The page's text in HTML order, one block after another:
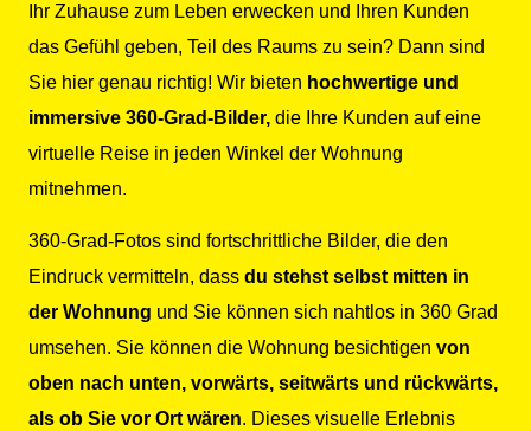
Ihr Zuhause zum Leben erwecken und Ihren Kunden
das Gefühl geben, Teil des Raums zu sein? Dann sind
Sie hier genau richtig! Wir bieten hochwertige und
immersive 360-Grad-Bilder, die Ihre Kunden auf eine
virtuelle Reise in jeden Winkel der Wohnung
mitnehmen.
360-Grad-Fotos sind fortschrittliche Bilder, die den
Eindruck vermitteln, dass du stehst selbst mitten in
der Wohnung und Sie können sich nahtlos in 360 Grad
umsehen. Sie können die Wohnung besichtigen von
oben nach unten, vorwärts, seitwärts und rückwärts,
als ob Sie vor Ort wären. Dieses visuelle Erlebnis